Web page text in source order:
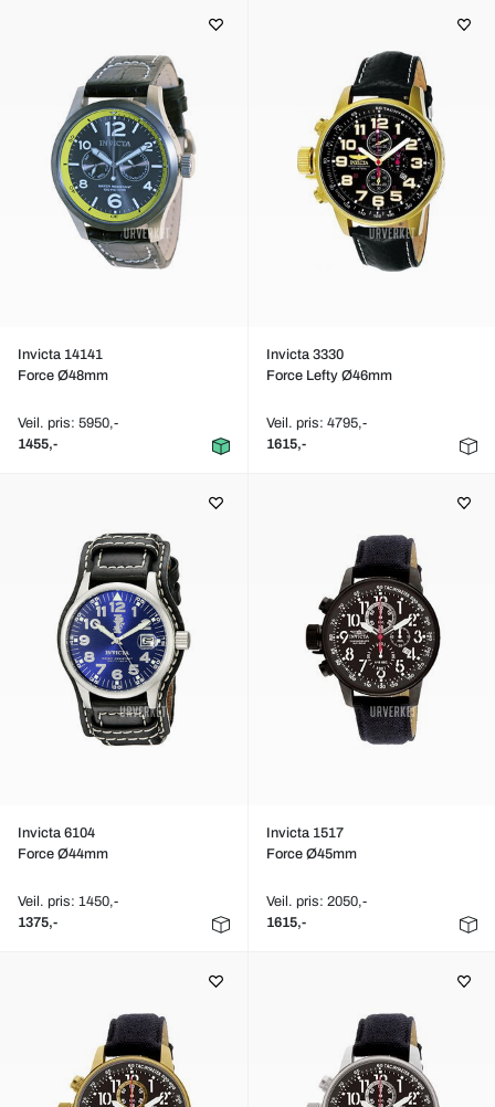
Invicta 14141
Force Ø48mm
Veil. pris: 5950,-
1455,-
Invicta 3330
Force Lefty Ø46mm
Veil. pris: 4795,-
1615,-
Invicta 6104
Force Ø44mm
Veil. pris: 1450,-
1375,-
Invicta 1517
Force Ø45mm
Veil. pris: 2050,-
1615,-